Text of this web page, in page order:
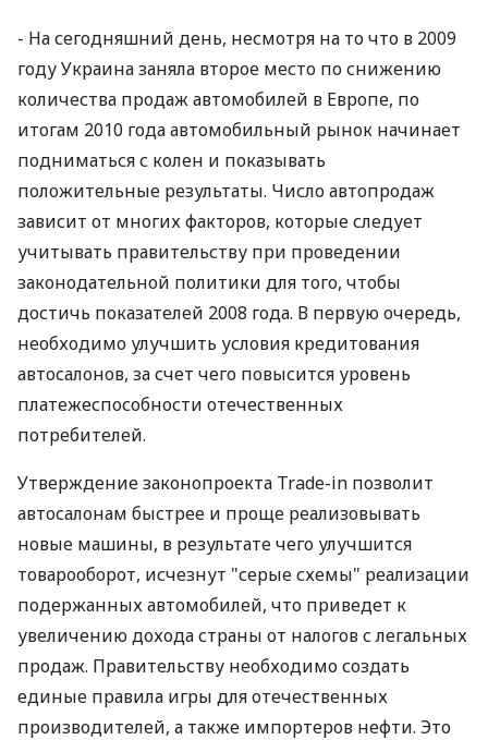
- На сегодняшний день, несмотря на то что в 2009
году Украина заняла второе место по снижению
количества продаж автомобилей в Европе, по
итогам 2010 года автомобильный рынок начинает
подниматься с колен и показывать
положительные результаты. Число автопродаж
зависит от многих факторов, которые следует
учитывать правительству при проведении
законодательной политики для того, чтобы
достичь показателей 2008 года. В первую очередь,
необходимо улучшить условия кредитования
автосалонов, за счет чего повысится уровень
платежеспособности отечественных
потребителей.
Утверждение законопроекта Trade-in позволит
автосалонам быстрее и проще реализовывать
новые машины, в результате чего улучшится
товарооборот, исчезнут "серые схемы" реализации
подержанных автомобилей, что приведет к
увеличению дохода страны от налогов с легальных
продаж. Правительству необходимо создать
единые правила игры для отечественных
производителей, а также импортеров нефти. Это